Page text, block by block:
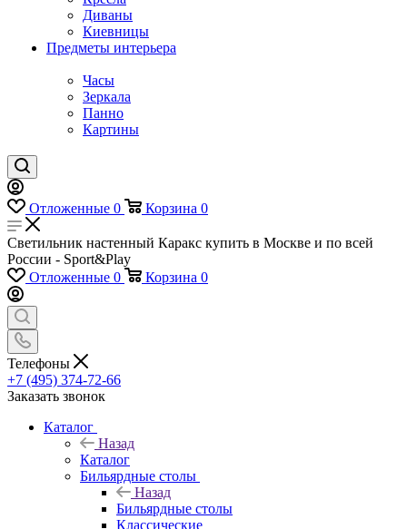
Диваны
Киевницы
Предметы интерьера
Часы
Зеркала
Панно
Картины
Отложенные 0 Корзина 0
Светильник настенный Каракс купить в Москве и по всей
России - Sport&Play
Отложенные 0 Корзина 0
Телефоны
+7 (495) 374-72-66
Заказать звонок
Каталог
Назад
Каталог
Бильярдные столы
Назад
Бильярдные столы
Классические